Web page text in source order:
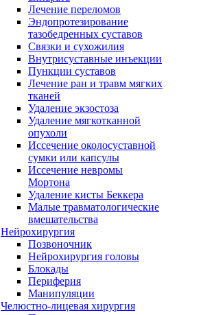
Лечение переломов
Эндопротезирование
тазобедренных суставов
Связки и сухожилия
Внутрисуставные инъекции
Пункции суставов
Лечение ран и травм мягких
тканей
Удаление экзостоза
Удаление мягкотканной
опухоли
Иссечение околосуставной
сумки или капсулы
Иссечение невромы
Мортона
Удаление кисты Беккера
Малые травматологические
вмешательства
Нейрохирургия
Позвоночник
Нейрохирургия головы
Блокады
Периферия
Манипуляции
Челюстно-лицевая хирургия